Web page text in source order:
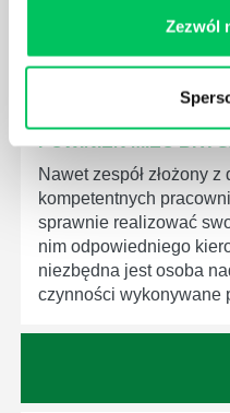
Zezwól
Nawet zespół złożony
kompetentnych
sprawnie realizować
nim odpowiedniego
niezbędna jest osoba
czynności wykonywane